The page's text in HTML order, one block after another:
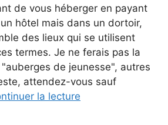
de vous héberger en payant
hôtel mais dans un dortoir,
des lieux qui se utilisent
termes. Je ne ferais pas la
de jeunesse", autres
attendez-vous sauf
la lecture